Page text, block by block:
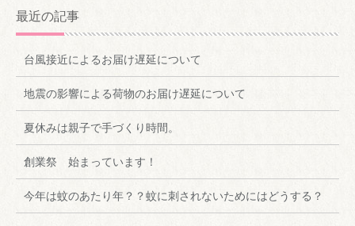
最近の記事
台風接近によるお届け遅延について
地震の影響による荷物のお届け遅延について
夏休みは親子で手づくり時間。
創業祭 始まっています！
今年は蚊のあたり年？？蚊に刺されないためにはどうする？